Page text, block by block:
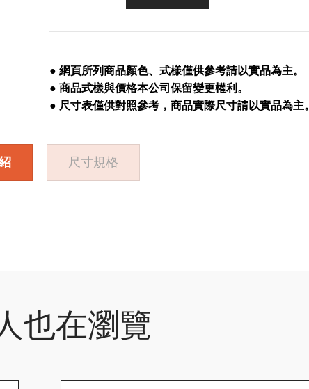
● 網頁所列商品顏色、式樣僅供參考請以實品為主。
● 商品式樣與價格本公司保留變更權利。
● 尺寸表僅供對照參考，商品實際尺寸請以實品為主。
尺寸規格
也在瀏覽